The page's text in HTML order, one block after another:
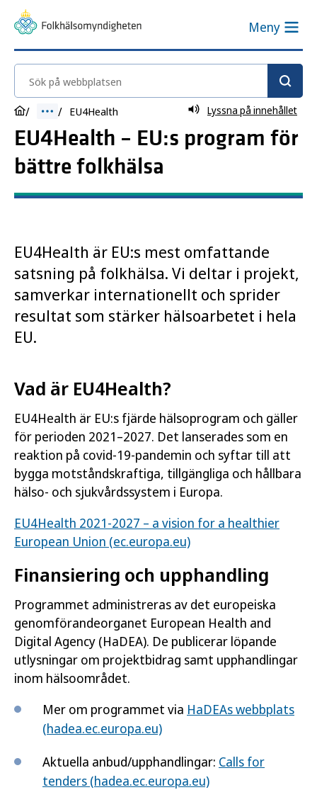
Meny
Sök på webbplatsen
EU4Health Lyssna på innehållet
EU4Health – EU:s program för
bättre folkhälsa
EU4Health är EU:s mest omfattande
satsning på folkhälsa. Vi deltar i projekt,
samverkar internationellt och sprider
resultat som stärker hälsoarbetet i hela
EU.
Vad är EU4Health?
EU4Health är EU:s fjärde hälsoprogram och gäller
för perioden 2021–2027. Det lanserades som en
reaktion på covid-19-pandemin och syftar till att
bygga motståndskraftiga, tillgängliga och hållbara
hälso- och sjukvårdssystem i Europa.
EU4Health 2021-2027 – a vision for a healthier
European Union (ec.europa.eu)
Finansiering och upphandling
Programmet administreras av det europeiska
genomförandeorganet European Health and
Digital Agency (HaDEA). De publicerar löpande
utlysningar om projektbidrag samt upphandlingar
inom hälsoområdet.
Mer om programmet via HaDEAs webbplats
(hadea.ec.europa.eu)
Aktuella anbud/upphandlingar: Calls for
tenders (hadea.ec.europa.eu)